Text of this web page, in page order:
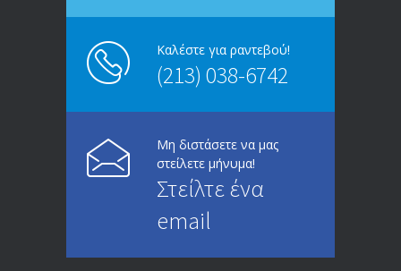
Καλέστε για ραντεβού!
(213) 038-6742
Μη διστάσετε να μας
στείλετε μήνυμα!
Στείλτε ένα
email